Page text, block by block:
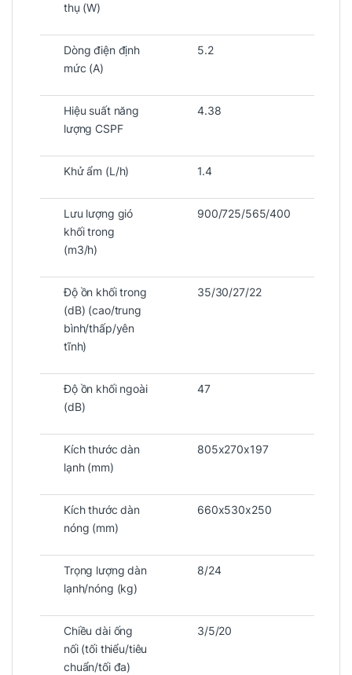
thụ (W)
Dòng điện định
mức (A)
5.2
Hiệu suất năng
lượng CSPF
4.38
Khử ẩm (L/h) 1.4
Lưu lượng gió
khối trong
(m3/h)
900/725/565/400
Độ ồn khối trong
(dB) (cao/trung
bình/thấp/yên
tĩnh)
35/30/27/22
Độ ồn khối ngoài
(dB)
47
Kích thước dàn
lạnh (mm)
805x270x197
Kích thước dàn
nóng (mm)
660x530x250
Trọng lượng dàn
lạnh/nóng (kg)
8/24
Chiều dài ống
nối (tối thiểu/tiêu
chuẩn/tối đa)
3/5/20